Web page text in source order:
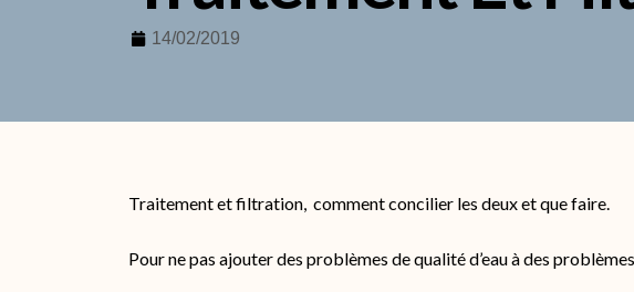
14/02/2019
Traitement et filtration, comment concilier les deux et que faire.
Pour ne pas ajouter des problèmes de qualité d’eau à des